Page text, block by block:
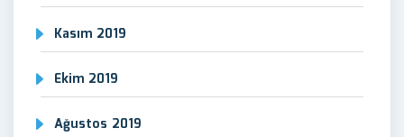
Kasım 2019
Ekim 2019
Ağustos 2019